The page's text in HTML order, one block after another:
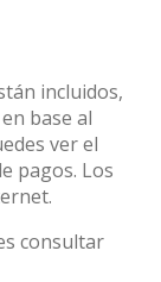
incluidos,
base al
ver el
pagos. Los
consultar